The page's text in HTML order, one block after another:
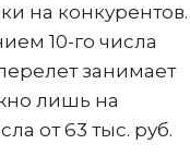
на конкурентов.
10-го числа
занимает
лишь на
от 63 тыс. руб.